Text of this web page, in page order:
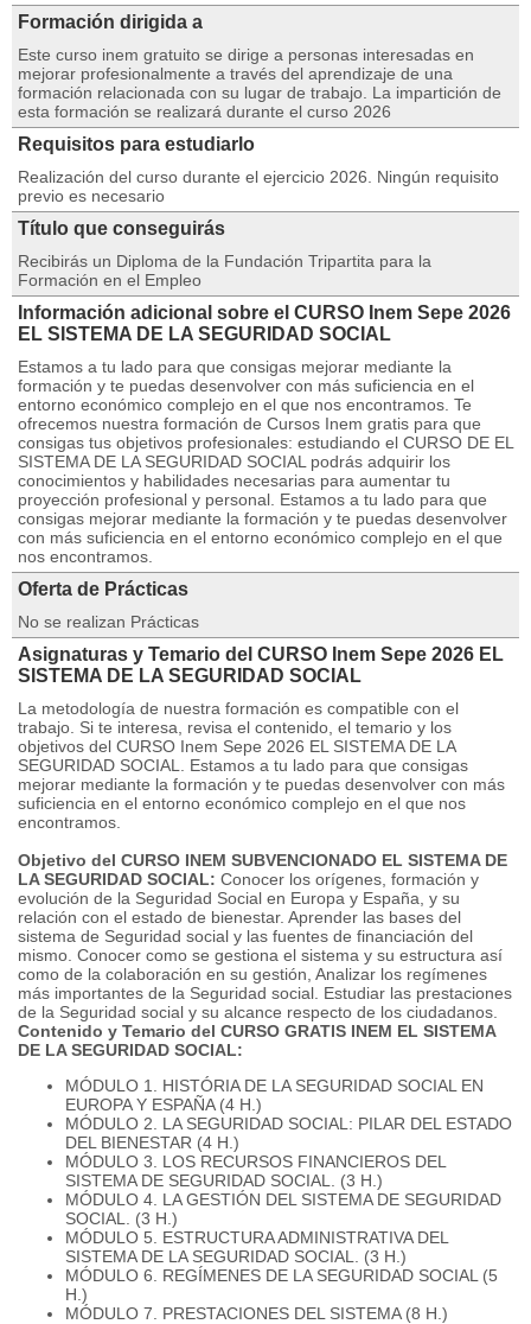
Formación dirigida a
Este curso inem gratuito se dirige a personas interesadas en
mejorar profesionalmente a través del aprendizaje de una
formación relacionada con su lugar de trabajo. La impartición de
esta formación se realizará durante el curso 2026
Requisitos para estudiarlo
Realización del curso durante el ejercicio 2026. Ningún requisito
previo es necesario
Título que conseguirás
Recibirás un Diploma de la Fundación Tripartita para la
Formación en el Empleo
Información adicional sobre el CURSO Inem Sepe 2026
EL SISTEMA DE LA SEGURIDAD SOCIAL
Estamos a tu lado para que consigas mejorar mediante la
formación y te puedas desenvolver con más suficiencia en el
entorno económico complejo en el que nos encontramos. Te
ofrecemos nuestra formación de Cursos Inem gratis para que
consigas tus objetivos profesionales: estudiando el CURSO DE EL
SISTEMA DE LA SEGURIDAD SOCIAL podrás adquirir los
conocimientos y habilidades necesarias para aumentar tu
proyección profesional y personal. Estamos a tu lado para que
consigas mejorar mediante la formación y te puedas desenvolver
con más suficiencia en el entorno económico complejo en el que
nos encontramos.
Oferta de Prácticas
No se realizan Prácticas
Asignaturas y Temario del CURSO Inem Sepe 2026 EL
SISTEMA DE LA SEGURIDAD SOCIAL
La metodología de nuestra formación es compatible con el
trabajo. Si te interesa, revisa el contenido, el temario y los
objetivos del CURSO Inem Sepe 2026 EL SISTEMA DE LA
SEGURIDAD SOCIAL. Estamos a tu lado para que consigas
mejorar mediante la formación y te puedas desenvolver con más
suficiencia en el entorno económico complejo en el que nos
encontramos.
Objetivo del CURSO INEM SUBVENCIONADO EL SISTEMA DE
LA SEGURIDAD SOCIAL: Conocer los orígenes, formación y
evolución de la Seguridad Social en Europa y España, y su
relación con el estado de bienestar. Aprender las bases del
sistema de Seguridad social y las fuentes de financiación del
mismo. Conocer como se gestiona el sistema y su estructura así
como de la colaboración en su gestión, Analizar los regímenes
más importantes de la Seguridad social. Estudiar las prestaciones
de la Seguridad social y su alcance respecto de los ciudadanos.
Contenido y Temario del CURSO GRATIS INEM EL SISTEMA
DE LA SEGURIDAD SOCIAL:
MÓDULO 1. HISTÓRIA DE LA SEGURIDAD SOCIAL EN
EUROPA Y ESPAÑA (4 H.)
MÓDULO 2. LA SEGURIDAD SOCIAL: PILAR DEL ESTADO
DEL BIENESTAR (4 H.)
MÓDULO 3. LOS RECURSOS FINANCIEROS DEL
SISTEMA DE SEGURIDAD SOCIAL. (3 H.)
MÓDULO 4. LA GESTIÓN DEL SISTEMA DE SEGURIDAD
SOCIAL. (3 H.)
MÓDULO 5. ESTRUCTURA ADMINISTRATIVA DEL
SISTEMA DE LA SEGURIDAD SOCIAL. (3 H.)
MÓDULO 6. REGÍMENES DE LA SEGURIDAD SOCIAL (5
H.)
MÓDULO 7. PRESTACIONES DEL SISTEMA (8 H.)